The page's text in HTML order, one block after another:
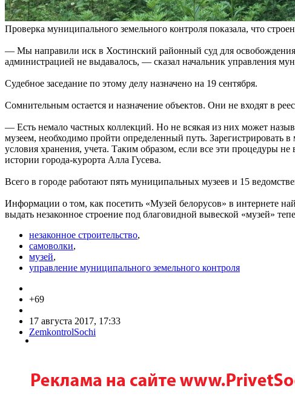
Проверка муниципального земельного контроля показала, что
— Мы направили иск в Хостинский районный суд для освобождения
администрацией не выдавалось, — сказал начальник управления
Судебное заседание по этому делу назначено на 19 сентября.
Сомнительным остается и назначение объектов. Они не входят в
— Есть немало частных коллекций. Но не всякая из них может
музеем, необходимо пройти определенный путь. Зарегистрировать
условия хранения, учета. Таким образом, если все эти процедуры
истории города-курорта Алла Гусева.
Всего в городе работают пять муниципальных музеев и 15
Информации о том, как посетить «Музей белорусов» в интернете
выдать незаконное строение под благовидной вывеской «музей»
незаконное строительство,
самоволки,
музей,
управление муниципального земельного контроля
+69
17 августа 2017, 17:33
ZemkontrolSochi